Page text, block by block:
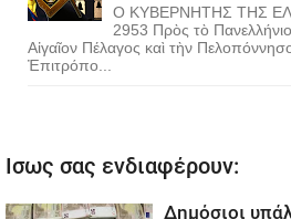
Ο ΚΥΒΕΡΝΗΤΗΣ ΤΗΣ
2953 Πρὸς τὸ
Αἰγαῖον Πέλαγος καὶ τὴν
Ἐπιτρόπο...